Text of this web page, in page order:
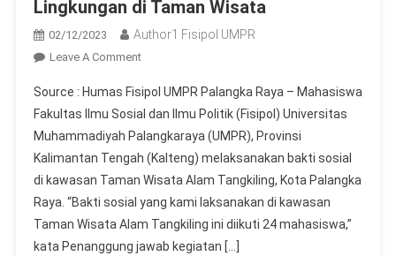
Lingkungan di Taman Wisata
02/12/2023 Author1 Fisipol UMPR
Leave A CommentOn
FISIPOL
UMPR
Berikan
Kontribusi
Positif
Melalui
Bakti
Sosial
Source : Humas Fisipol UMPR Palangka Raya – Mahasiswa
Fakultas Ilmu Sosial dan Ilmu Politik (Fisipol) Universitas
Muhammadiyah Palangkaraya (UMPR), Provinsi
Kalimantan Tengah (Kalteng) melaksanakan bakti sosial
di kawasan Taman Wisata Alam Tangkiling, Kota Palangka
Raya. “Bakti sosial yang kami laksanakan di kawasan
Taman Wisata Alam Tangkiling ini diikuti 24 mahasiswa,”
kata Penanggung jawab kegiatan […]